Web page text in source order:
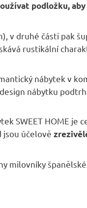
podložku,
v druhé části pak
rustikální
nábytek v
nábytku
SWEET HOME je
jsou účelově
milovníky